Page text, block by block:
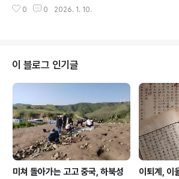
대륙을 떠난 것으로 간주된다.하지만 멸종된 다른 많은 인
nthropus tchadensis의 이동 방식은 오랫동안 논쟁의
만 년 된 화석 유인원ape 다리뼈에서 이전에는 볼 수 없던
돌기가 발견됨으로써, 이 유인원이 땅 위에서 두 발로 직립
보행을 했다walked upright on two legs는 새로운 연
구 결과가 나왔다. 이 돌기는 대퇴골 결절femoral tuber
cle이라고 불리며,..
0 0 2026. 1. 10.
이 블로그 인기글
미쳐 돌아가는 고고 중국, 하북성
이퇴계, 이